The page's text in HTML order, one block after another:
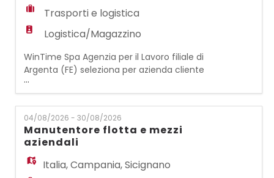
IT
DE
ES
PT
Trasporti e logistica
Logistica/Magazzino
WinTime Spa Agenzia per il Lavoro filiale di
Argenta (FE) seleziona per azienda cliente
di logistica con sede a Vallese di Oppeano
(VR): ADDETTI/E AL PICKING CON PALMARE Le
risorse si occuperanno del prelievo della
merce con utilizzo del palmare con lettore
barcode. Richiesta esperienza precedente
presso magazzini di logistica. Orario dalle 8
a
...
04/08/2026 - 30/08/2026
Manutentore flotta e mezzi
aziendali
Italia,Campania,Sicignano